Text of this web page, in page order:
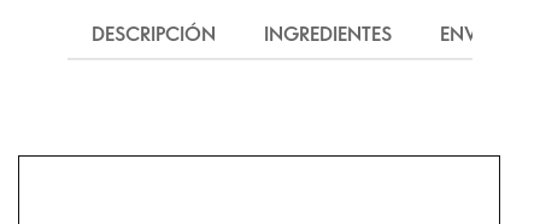
DESCRIPCIÓN INGREDIENTES ENVÍO